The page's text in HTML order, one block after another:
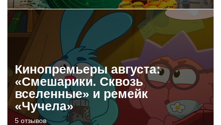
Кинопремьеры августа:
«Смешарики. Сквозь
вселенные» и ремейк
«Чучела»
5 отзывов